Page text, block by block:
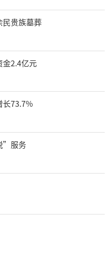
民贵族墓葬
金2.4亿元
长73.7%
”服务